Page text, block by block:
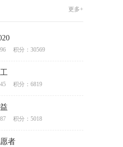
更多+
积分：30569
积分：6819
积分：5018
者